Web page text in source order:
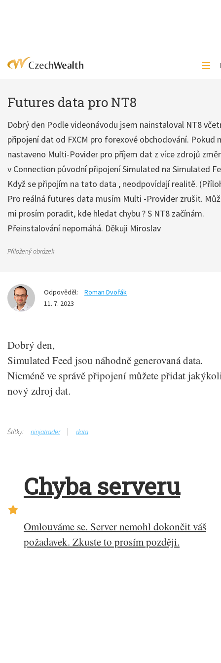
Futures data pro NT8
Dobrý den Podle videonávodu jsem nainstaloval NT8
připojení dat od FXCM pro forexové obchodování. Pokud
nastaveno Multi-Povider pro příjem dat z více zdrojů
v Connection původní připojení Simulated na Simulated
Když se připojím na tato data , neodpovídají realitě.
Pro reálná futures data musím Multi -Provider zrušit.
mi prosím poradit, kde hledat chybu ? S NT8 začínám.
Přeinstalování nepomáhá. Děkuji Miroslav
Přiložený obrázek
Odpověděl:
Roman Dvořák
11. 7. 2023
Dobrý den,
Simulated Feed jsou náhodně generovaná data.
Nicméně ve správě připojení můžete přidat
nový zdroj dat.
Štítky: ninjatrader data
Chyba serveru
Omlouváme se. Server nemohl dokončit váš
požadavek. Zkuste to prosím později.